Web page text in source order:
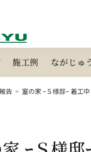
施工例 ながじゅ
告 > 室の家 ｰＳ様邸ｰ 着工中